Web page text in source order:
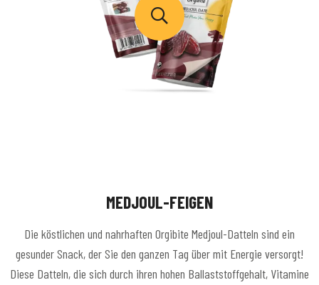
MEDJOUL-FEIGEN
Die köstlichen und nahrhaften Orgibite Medjoul-Datteln sind ein
gesunder Snack, der Sie den ganzen Tag über mit Energie versorgt!
Diese Datteln, die sich durch ihren hohen Ballaststoffgehalt, Vitamine